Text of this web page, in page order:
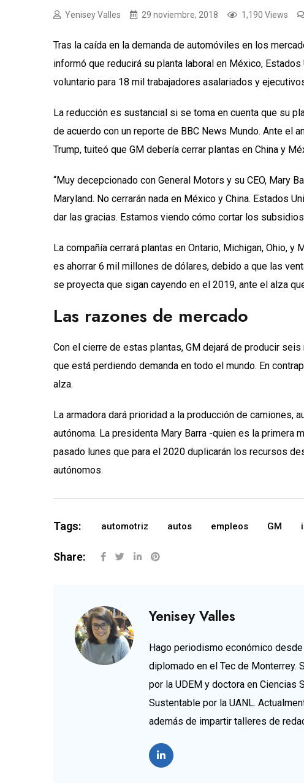
Yenisey Valles 29 noviembre, 2018 1,190 Views
Tras la caída en la demanda de automóviles en los
informó que reducirá su planta laboral en México,
voluntario para 18 mil trabajadores asalariados y
La reducción es sustancial si se toma en cuenta que su
de acuerdo con un reporte de BBC News Mundo. Ante el
Trump, tuiteó que GM debería cerrar plantas en China y
“Muy decepcionado con General Motors y su CEO, Mary
Maryland. No cerrarán nada en México y China. Estados
dar las gracias. Estamos viendo cómo cortar los subsidios
La compañía cerrará plantas en Ontario, Michigan, Ohio, y
es ahorrar 6 mil millones de dólares, debido a que las
se proyecta que sigan cayendo en el 2019, ante el alza
Las razones de mercado
Con el cierre de estas plantas, GM dejará de producir
que está perdiendo demanda en todo el mundo. En
alza.
La armadora dará prioridad a la producción de camiones,
autónoma. La presidenta Mary Barra -quien es la primera
pasado lunes que para el 2020 duplicarán los recursos
autónomos.
Tags: automotriz autos empleos GM
Share:
Yenisey Valles
Hago periodismo económico
diplomado en el Tec de Monterrey.
por la UDEM y doctora en Ciencias
Sustentable por la UANL.
además de impartir talleres de